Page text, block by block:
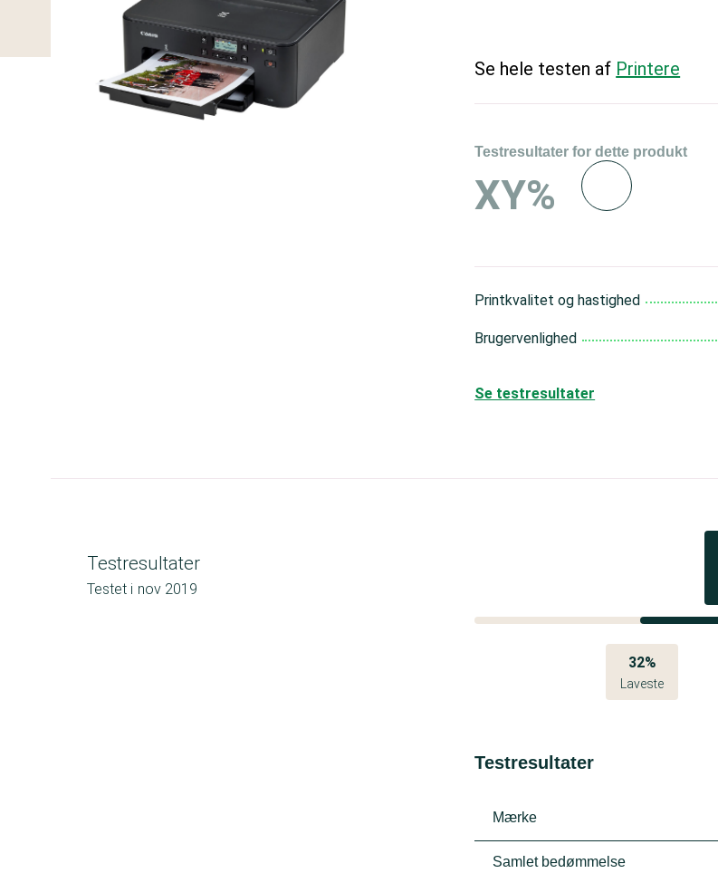
Se hele testen af Printere
Testresultater for dette produkt
XY%
Printkvalitet og hastighed
Brugervenlighed
Se testresultater
Testresultater
Testet i nov 2019
32%
Laveste
Testresultater
Mærke
Samlet bedømmelse